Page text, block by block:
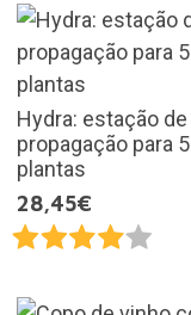
Hydra: estação de
propagação para 5
plantas
28,45€